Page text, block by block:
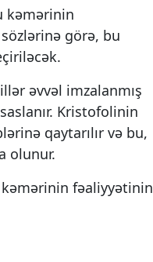
kəmərinin
görə, bu
əvvəl imzalanmış
Kristofolinin
qaytarılır və bu,
olunur.
kəmərinin fəaliyyətinin